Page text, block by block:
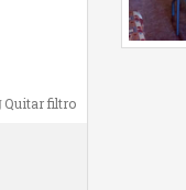
Quitar filtro